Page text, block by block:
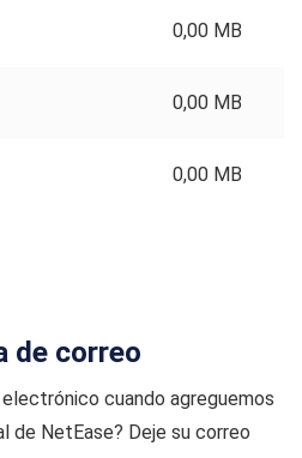
0,00 MB
0,00 MB
0,00 MB
de correo
cuando agreguemos
de NetEase? Deje su correo